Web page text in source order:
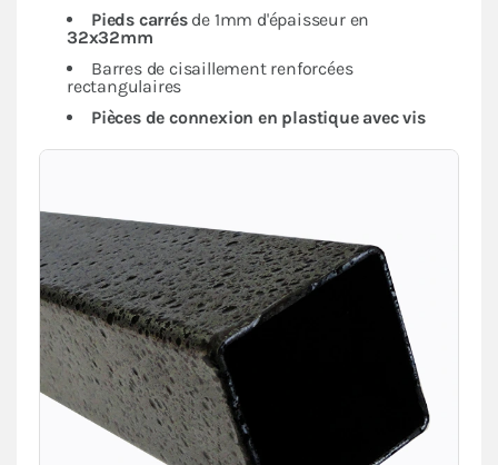
Pieds carrésde 1mm d'épaisseur en
32x32mm
Barres de cisaillement renforcées
rectangulaires
Pièces de connexion en plastique avec vis